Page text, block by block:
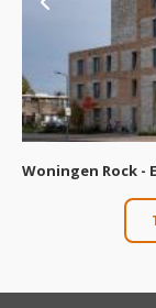
Rock - Etten-Leur